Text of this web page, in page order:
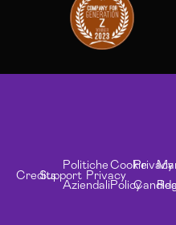
CreditsSupport
Politiche
Aziendali
Privacy
Cookie
Policy
Privacy